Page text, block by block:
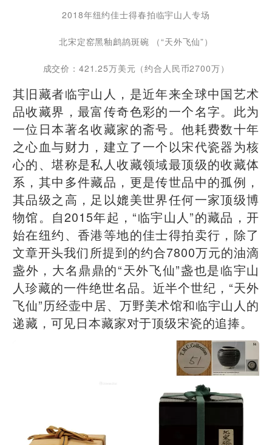
2018年纽约佳士得春拍临宇山人专场
北宋定窑黑釉鹧鸪斑碗 （“天外飞仙”）
成交价：421.25万美元（约合人民币2700万）
其旧藏者临宇山人，是近年来全球中国艺术
品收藏界，最富传奇色彩的一个名字。此为
一位日本著名收藏家的斋号。他耗费数十年
之心血与财力，建立了一个以宋代瓷器为核
心的、堪称是私人收藏领域最顶级的收藏体
系，其中多件藏品，更是传世品中的孤例，
其品级之高，足以媲美世界任何一家顶级博
物馆。自2015年起，“临宇山人”的藏品，开
始在纽约、香港等地的佳士得拍卖行，除了
文章开头我们所提到的约合7800万元的油滴
盏外，大名鼎鼎的“天外飞仙”盏也是临宇山
人珍藏的一件绝世名品。近半个世纪，“天外
飞仙”历经壶中居、万野美术馆和临宇山人的
递藏，可见日本藏家对于顶级宋瓷的追捧。